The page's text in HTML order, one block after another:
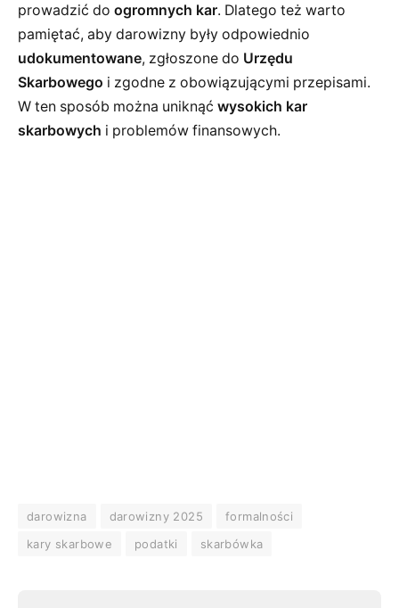
prowadzić do ogromnych kar. Dlatego też warto
pamiętać, aby darowizny były odpowiednio
udokumentowane, zgłoszone do Urzędu
Skarbowego i zgodne z obowiązującymi przepisami.
W ten sposób można uniknąć wysokich kar
skarbowych i problemów finansowych.
darowizna darowizny 2025
formalności
kary skarbowe
podatki skarbówka